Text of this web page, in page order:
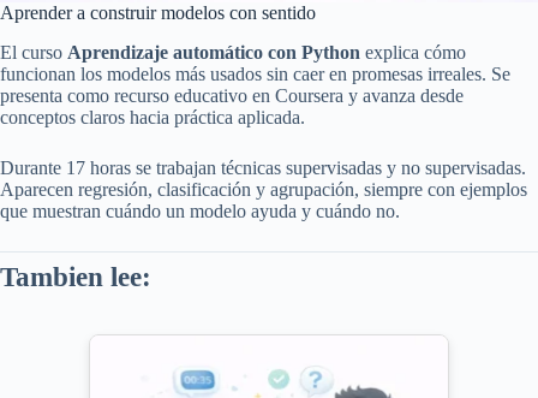
Aprender a construir modelos con sentido
El curso Aprendizaje automático con Python explica cómo
funcionan los modelos más usados sin caer en promesas irreales. Se
presenta como recurso educativo en Coursera y avanza desde
conceptos claros hacia práctica aplicada.
Durante 17 horas se trabajan técnicas supervisadas y no supervisadas.
Aparecen regresión, clasificación y agrupación, siempre con ejemplos
que muestran cuándo un modelo ayuda y cuándo no.
Tambien lee: